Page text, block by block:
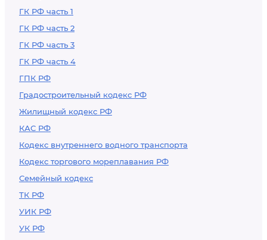
ГК РФ часть 1
ГК РФ часть 2
ГК РФ часть 3
ГК РФ часть 4
ГПК РФ
Градостроительный кодекс РФ
Жилищный кодекс РФ
КАС РФ
Кодекс внутреннего водного транспорта
Кодекс торгового мореплавания РФ
Семейный кодекс
ТК РФ
УИК РФ
УК РФ